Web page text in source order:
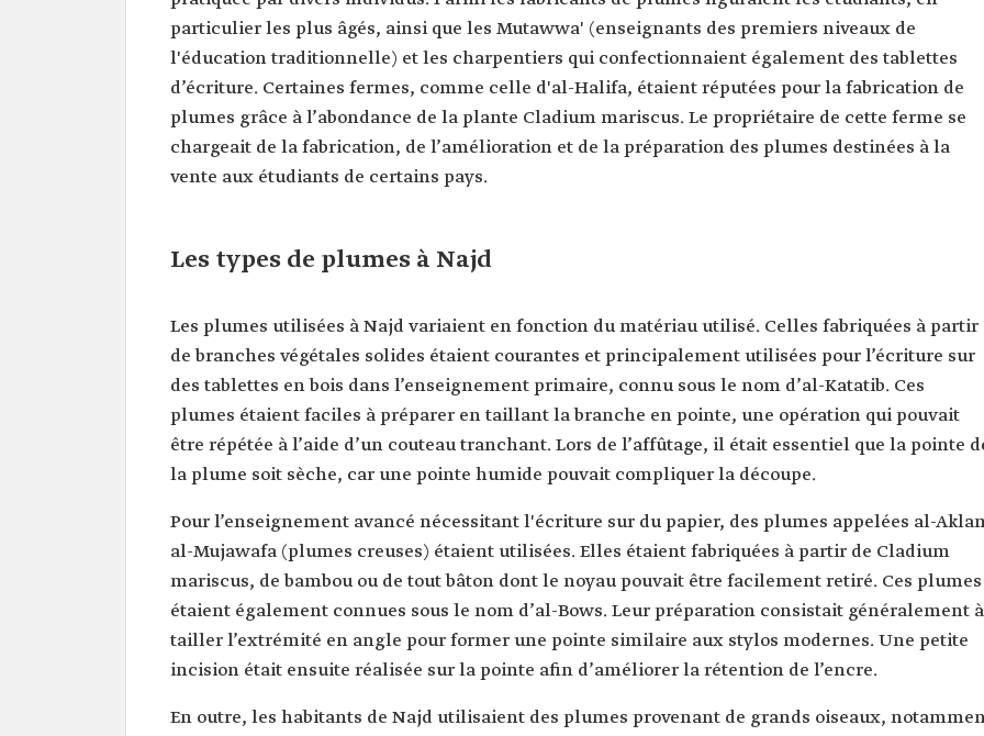
particulier les plus âgés, ainsi que les Mutawwa' (enseignants des premiers niveaux de
l'éducation traditionnelle) et les charpentiers qui confectionnaient également des tablettes
d’écriture. Certaines fermes, comme celle d'al-Halifa, étaient réputées pour la fabrication de
plumes grâce à l’abondance de la plante Cladium mariscus. Le propriétaire de cette ferme se
chargeait de la fabrication, de l’amélioration et de la préparation des plumes destinées à la
vente aux étudiants de certains pays.
Les types de plumes à Najd
Les plumes utilisées à Najd variaient en fonction du matériau utilisé. Celles fabriquées à partir
de branches végétales solides étaient courantes et principalement utilisées pour l’écriture sur
des tablettes en bois dans l’enseignement primaire, connu sous le nom d’al-Katatib. Ces
plumes étaient faciles à préparer en taillant la branche en pointe, une opération qui pouvait
être répétée à l’aide d’un couteau tranchant. Lors de l’affûtage, il était essentiel que la pointe
la plume soit sèche, car une pointe humide pouvait compliquer la découpe.
Pour l’enseignement avancé nécessitant l'écriture sur du papier, des plumes appelées al-
al-Mujawafa (plumes creuses) étaient utilisées. Elles étaient fabriquées à partir de Cladium
mariscus, de bambou ou de tout bâton dont le noyau pouvait être facilement retiré. Ces plumes
étaient également connues sous le nom d’al-Bows. Leur préparation consistait généralement à
tailler l’extrémité en angle pour former une pointe similaire aux stylos modernes. Une petite
incision était ensuite réalisée sur la pointe afin d’améliorer la rétention de l’encre.
En outre, les habitants de Najd utilisaient des plumes provenant de grands oiseaux,